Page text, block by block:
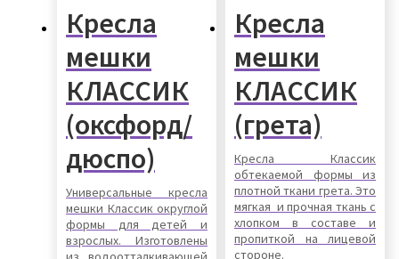
Кресла
мешки
КЛАССИК
(оксфорд/
дюспо)
Универсальные кресла
мешки Классик округлой
формы для детей и
взрослых. Изготовлены
Кресла
мешки
КЛАССИК
(грета)
Кресла Классик
обтекаемой формы из
плотной ткани грета. Это
мягкая и прочная ткань с
хлопком в составе и
пропиткой на лицевой
стороне.